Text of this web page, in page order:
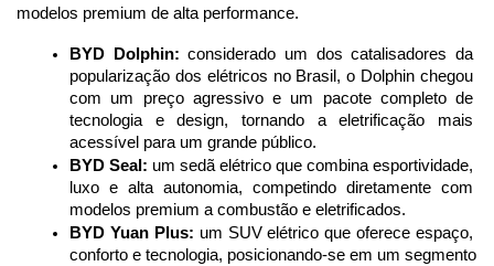
modelos premium de alta performance.
BYD Dolphin: considerado um dos catalisadores da
popularização dos elétricos no Brasil, o Dolphin chegou
com um preço agressivo e um pacote completo de
tecnologia e design, tornando a eletrificação mais
acessível para um grande público.
BYD Seal: um sedã elétrico que combina esportividade,
luxo e alta autonomia, competindo diretamente com
modelos premium a combustão e eletrificados.
BYD Yuan Plus: um SUV elétrico que oferece espaço,
conforto e tecnologia, posicionando-se em um segmento